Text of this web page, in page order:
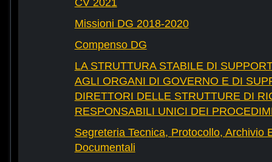
CV 2021
Missioni DG 2018-2020
Compenso DG
LA STRUTTURA STABILE DI
AGLI ORGANI DI GOVERNO E DI
DIRETTORI DELLE STRUTTURE DI
RESPONSABILI UNICI DEI
Segreteria Tecnica, Protocollo, Archivio
Documentali